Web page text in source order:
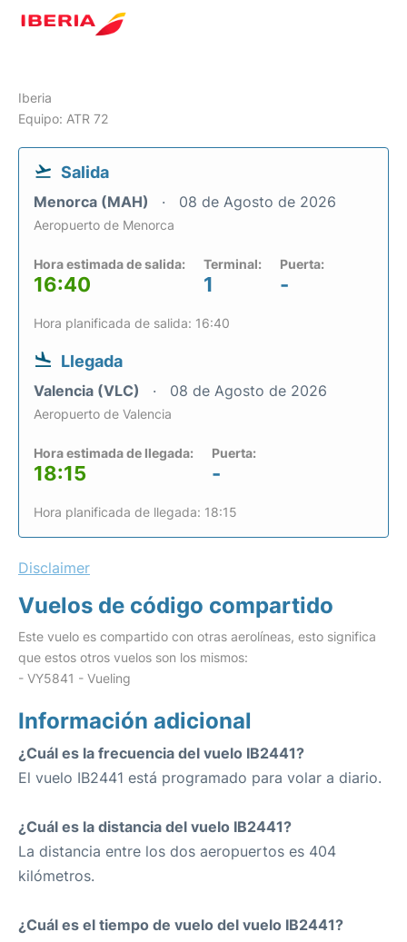
Iberia
Equipo: ATR 72
Salida
Menorca (MAH) 08 de Agosto de 2026
Aeropuerto de Menorca
Hora estimada de salida:
16:40
Terminal:
1
Puerta:
-
Hora planificada de salida: 16:40
Llegada
Valencia (VLC) 08 de Agosto de 2026
Aeropuerto de Valencia
Hora estimada de llegada:
18:15
Puerta:
-
Hora planificada de llegada: 18:15
Disclaimer
Vuelos de código compartido
Este vuelo es compartido con otras aerolíneas, esto significa
que estos otros vuelos son los mismos:
- VY5841 - Vueling
Información adicional
¿Cuál es la frecuencia del vuelo IB2441?
El vuelo IB2441 está programado para volar a diario.
¿Cuál es la distancia del vuelo IB2441?
La distancia entre los dos aeropuertos es 404
kilómetros.
¿Cuál es el tiempo de vuelo del vuelo IB2441?